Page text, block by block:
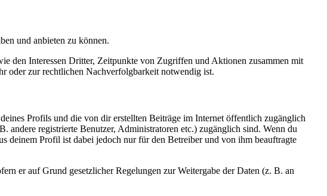
und anbieten zu können.
den Interessen Dritter, Zeitpunkte von Zugriffen und Aktionen zusammen mit
oder zur rechtlichen Nachverfolgbarkeit notwendig ist.
Profils und die von dir erstellten Beiträge im Internet öffentlich zugänglich
andere registrierte Benutzer, Administratoren etc.) zugänglich sind. Wenn du
deinem Profil ist dabei jedoch nur für den Betreiber und von ihm beauftragte
er auf Grund gesetzlicher Regelungen zur Weitergabe der Daten (z. B. an